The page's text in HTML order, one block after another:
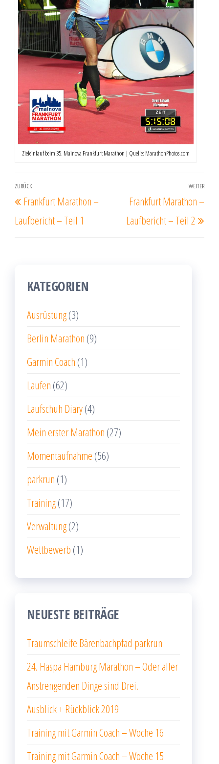
Zieleinlauf beim 35. Mainova Frankfurt Marathon | Quelle: MarathonPhotos.com
Beitrags-
Navigation
Vorheriger
Beitrag
ZURÜCK
Frankfurt Marathon –
Laufbericht – Teil 1
WEITER
Frankfurt Marathon –
Laufbericht – Teil 2
KATEGORIEN
Ausrüstung(3)
Berlin Marathon (9)
Garmin Coach (1)
Laufen (62)
Laufschuh Diary(4)
Mein erster Marathon (27)
Momentaufnahme (56)
parkrun (1)
Training(17)
Verwaltung(2)
Wettbewerb (1)
NEUESTE BEITRÄGE
Traumschleife Bärenbachpfad parkrun
24. Haspa Hamburg Marathon – Oder aller
Anstrengenden Dinge sind Drei.
Ausblick + Rückblick 2019
Training mit Garmin Coach – Woche 16
Training mit Garmin Coach – Woche 15